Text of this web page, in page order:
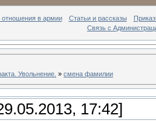
отношения в армии Статьи и рассказы
Связь с
Увольнение. » смена фамилии
17:42]